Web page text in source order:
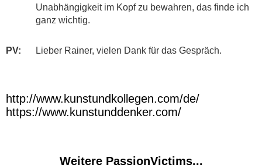
Unabhängigkeit im Kopf zu bewahren, das finde ich
ganz wichtig.
PV: Lieber Rainer, vielen Dank für das Gespräch.
http://www.kunstundkollegen.com/de/
https://www.kunstunddenker.com/
Weitere PassionVictims...